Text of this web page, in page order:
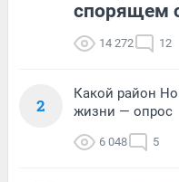
спорящем
14 272 12
2
Какой район
жизни — опрос
6 048 5